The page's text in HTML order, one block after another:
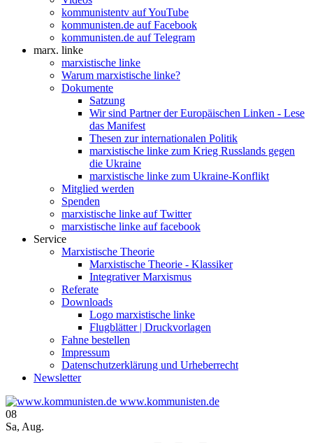
kommunistentv auf YouTube
kommunisten.de auf Facebook
kommunisten.de auf Telegram
marx. linke
marxistische linke
Warum marxistische linke?
Dokumente
Satzung
Wir sind Partner der Europäischen Linken - Lese
das Manifest
Thesen zur internationalen Politik
marxistische linke zum Krieg Russlands gegen
die Ukraine
marxistische linke zum Ukraine-Konflikt
Mitglied werden
Spenden
marxistische linke auf Twitter
marxistische linke auf facebook
Service
Marxistische Theorie
Marxistische Theorie - Klassiker
Integrativer Marxismus
Referate
Downloads
Logo marxistische linke
Flugblätter | Druckvorlagen
Fahne bestellen
Impressum
Datenschutzerklärung und Urheberrecht
Newsletter
www.kommunisten.de
08
Sa, Aug.